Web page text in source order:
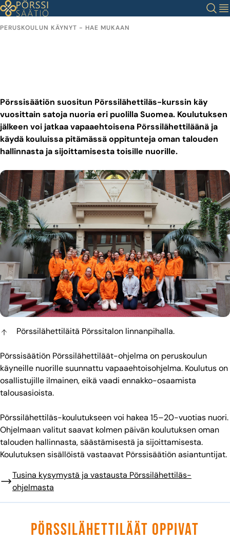
Siirry
sisältöön
Haku
PERUSKOULUN KÄYNYT - HAE MUKAAN
Pörssisäätiön suositun Pörssilähettiläs-kurssin käy
vuosittain satoja nuoria eri puolilla Suomea. Koulutuksen
jälkeen voi jatkaa vapaaehtoisena Pörssilähettiläänä ja
käydä kouluissa pitämässä oppitunteja oman talouden
hallinnasta ja sijoittamisesta toisille nuorille.
Pörssilähettiläitä Pörssitalon linnanpihalla.
Pörssisäätiön Pörssilähettiläät-ohjelma on peruskoulun
käyneille nuorille suunnattu vapaaehtoisohjelma. Koulutus on
osallistujille ilmainen, eikä vaadi ennakko-osaamista
talousasioista.
Pörssilähettiläs-koulutukseen voi hakea 15–20-vuotias nuori.
Ohjelmaan valitut saavat kolmen päivän koulutuksen oman
talouden hallinnasta, säästämisestä ja sijoittamisesta.
Koulutuksen sisällöistä vastaavat Pörssisäätiön asiantuntijat.
Tusina kysymystä ja vastausta Pörssilähettiläs-
ohjelmasta
Pörssilähettiläät oppivat